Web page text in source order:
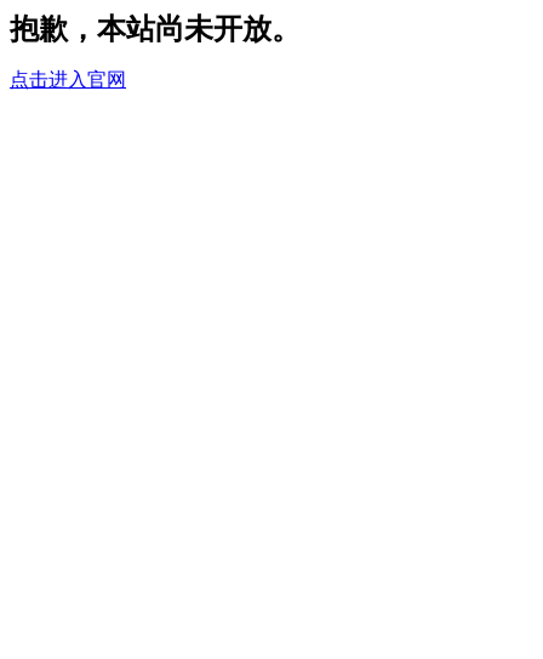
抱歉，本站尚未开放。
点击进入官网